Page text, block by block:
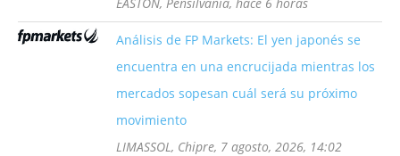
Análisis de FP Markets: El yen japonés se
encuentra en una encrucijada mientras los
mercados sopesan cuál será su próximo
movimiento
LIMASSOL, Chipre, 7 agosto, 2026, 14:02